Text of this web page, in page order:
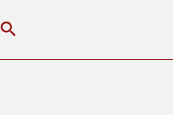
Pesquisar